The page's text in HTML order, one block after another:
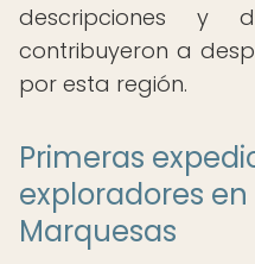
descripciones y
contribuyeron a
por esta región.
Primeras
exploradores en
Marquesas